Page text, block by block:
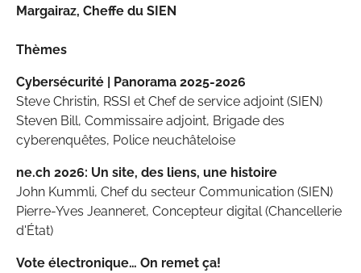
Margairaz, Cheffe du SIEN
Thèmes
Cybersécurité | Panorama 2025-2026
Steve Christin, RSSI et Chef de service adjoint (SIEN)
Steven Bill, Commissaire adjoint, Brigade des
cyberenquêtes, Police neuchâteloise
ne.ch 2026: Un site, des liens, une histoire
John Kummli, Chef du secteur Communication (SIEN)
Pierre-Yves Jeanneret, Concepteur digital (Chancellerie
d'État)
Vote électronique… On remet ça!